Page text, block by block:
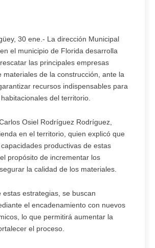
30 ene.- La dirección Municipal
el municipio de Florida desarrolla
las principales empresas
materiales de la construcción, ante la
recursos indispensables para
del territorio.
Osiel Rodríguez Rodríguez,
en el territorio, quien explicó que
productivas de estas
propósito de incrementar los
la calidad de los materiales.
estas estrategias, se buscan
el encadenamiento con nuevos
lo que permitirá aumentar la
el proceso.